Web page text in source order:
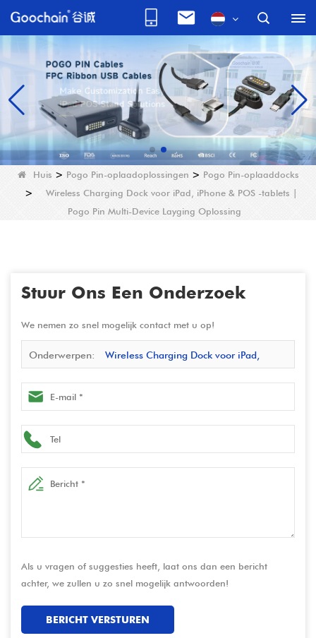
Huis > Pogo Pin-oplaadoplossingen > Pogo Pin-oplaaddocks
>
Wireless Charging Dock voor iPad, iPhone & POS -tablets |
Pogo Pin Multi-Device Layging Oplossing
Stuur Ons Een Onderzoek
We nemen zo snel mogelijk contact met u op!
Onderwerpen: Wireless Charging Dock voor iPad,
iPhone & POS -tablets | Pogo Pin Multi-Device Layging
Oplossing
Als u vragen of suggesties heeft, laat ons dan een bericht
achter, we zullen u zo snel mogelijk antwoorden!
BERICHT VERSTUREN